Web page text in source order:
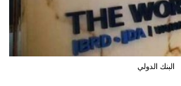
البنك الدولي